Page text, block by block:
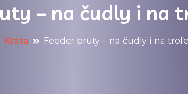
– na čudly i na
Krása Feeder pruty – na čudly i na